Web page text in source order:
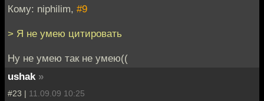
Кому: niphilim, #9
> Я не умею цитировать
Ну не умею так не умею((
ushak »
#23 | 11.09.09 10:25